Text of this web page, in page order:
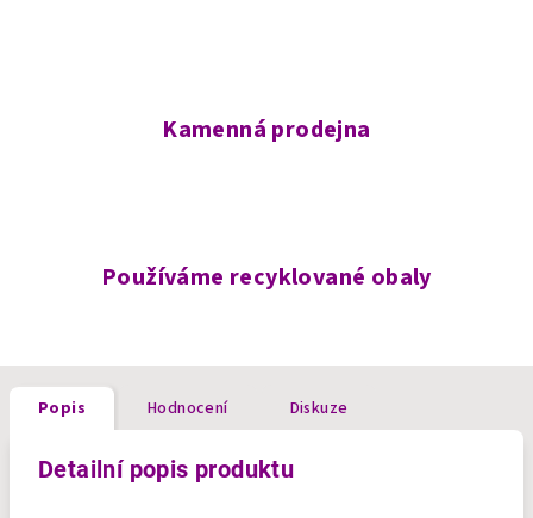
Kamenná prodejna
Používáme recyklované obaly
Popis Hodnocení Diskuze
Detailní popis produktu